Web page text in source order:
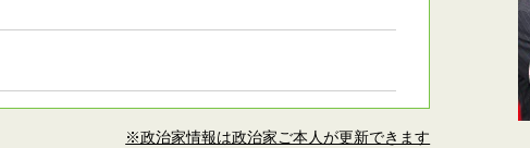
※政治家情報は政治家ご本人が更新できます